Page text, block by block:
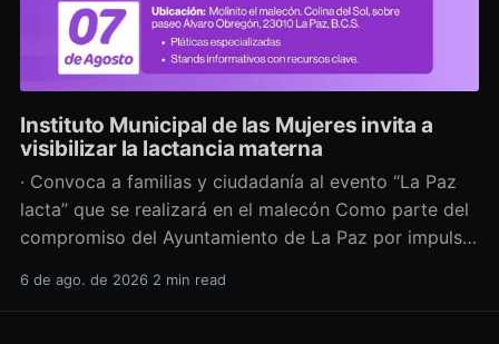
Instituto Municipal de las Mujeres invita a
visibilizar la lactancia materna
· Convoca a familias y ciudadanía al evento “La Paz
lacta” que se realizará en el malecón Como parte del
compromiso del Ayuntamiento de La Paz por impulsar
salud y los derechos de las mujeres, así como generar
6 de ago. de 2026 2 min read